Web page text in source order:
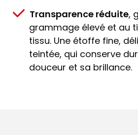
Transparence réduite,
grammage élevé et au
tissu. Une étoffe fine,
teintée, qui conserve
douceur et sa brillance.